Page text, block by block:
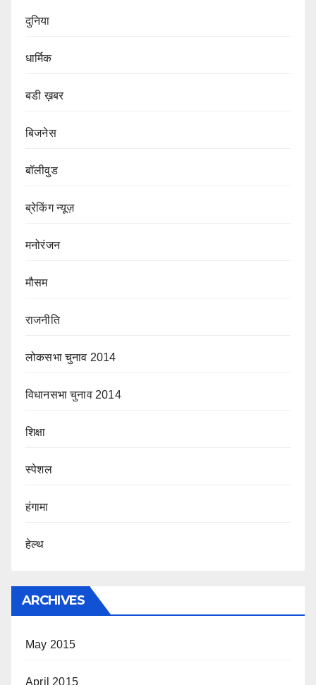
दुनिया
धार्मिक
बडी ख़बर
बिजनेस
बॉलीवुड
ब्रेकिंग न्यूज़
मनोरंजन
मौसम
राजनीति
लोकसभा चुनाव 2014
विधानसभा चुनाव 2014
शिक्षा
स्पेशल
हंगामा
हेल्थ
ARCHIVES
May 2015
April 2015